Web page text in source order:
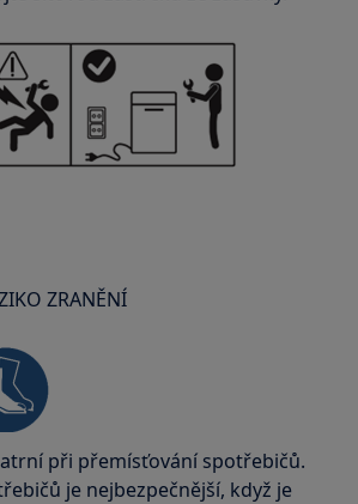
ZRANĚNÍ
při přemísťování spotřebičů.
je nejbezpečnější, když je